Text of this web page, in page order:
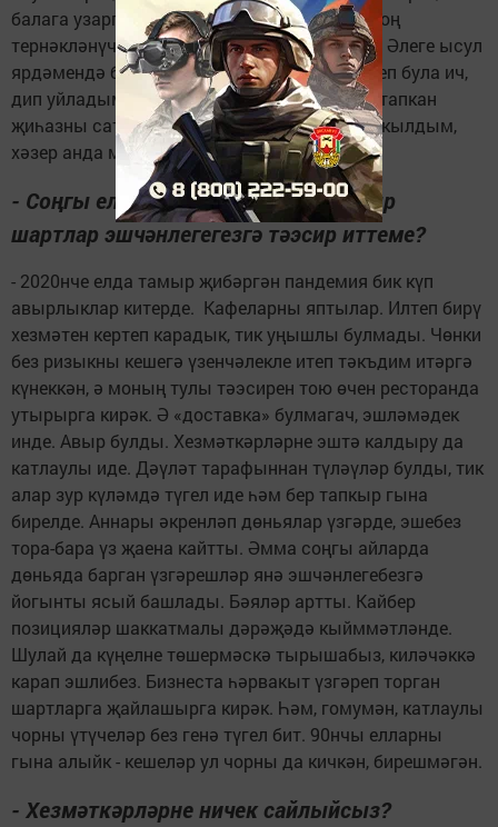
балага узарга теләүчеләргә, операциядән соң
тернәкләнүчеләргә ярдәме тигәнен белдем. Әлеге ысул
ярдәмендә бик күп кешеләрне сихәтләндереп була ич,
дип уйладым. Нәтиҗәдә иң сыйфатлы дип тапкан
җиһазны сатып алып, студия ачарга карар кылдым,
хәзер анда массаж кабинеты да эшли.
- Соңгы еллардагы икътисадый авыр
шартлар эшчәнлегегезгә тәэсир иттеме?
- 2020нче елда тамыр җибәргән пандемия бик күп
авырлыклар китерде. Кафеларны яптылар. Илтеп бирү
хезмәтен кертеп карадык, тик уңышлы булмады. Чөнки
без ризыкны кешегә үзенчәлекле итеп тәкъдим итәргә
күнеккән, ә моның тулы тәэсирен тою өчен ресторанда
утырырга кирәк. Ә «доставка» булмагач, эшләмәдек
инде. Авыр булды. Хезмәткәрләрне эштә калдыру да
катлаулы иде. Дәүләт тарафыннан түләүләр булды, тик
алар зур күләмдә түгел иде һәм бер тапкыр гына
бирелде. Аннары әкренләп дөньялар үзгәрде, эшебез
тора-бара үз җаена кайтты. Әмма соңгы айларда
дөньяда барган үзгәрешләр янә эшчәнлегебезгә
йогынты ясый башлады. Бәяләр артты. Кайбер
позицияләр шаккатмалы дәрәҗәдә кыйммәтләнде.
Шулай да күңелне төшермәскә тырышабыз, киләчәккә
карап эшлибез. Бизнеста һәрвакыт үзгәреп торган
шартларга җайлашырга кирәк. Һәм, гомумән, катлаулы
чорны үтүчеләр без генә түгел бит. 90нчы елларны
гына алыйк - кешеләр ул чорны да кичкән, бирешмәгән.
- Хезмәткәрләрне ничек сайлыйсыз?